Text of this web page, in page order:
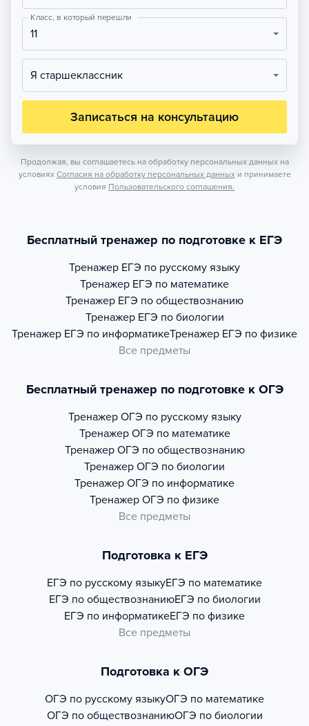
Класс, в который перешли
11
Я старшеклассник
Записаться на консультацию
Продолжая, вы соглашаетесь на обработку персональных данных на
условиях Согласия на обработку персональных данных и принимаете
условия Пользовательского соглашения.
Бесплатный тренажер по подготовке к ЕГЭ
Тренажер ЕГЭ по русскому языку
Тренажер ЕГЭ по математике
Тренажер ЕГЭ по обществознанию
Тренажер ЕГЭ по биологии
Тренажер ЕГЭ по информатикеТренажер ЕГЭ по физике
Все предметы
Бесплатный тренажер по подготовке к ОГЭ
Тренажер ОГЭ по русскому языку
Тренажер ОГЭ по математике
Тренажер ОГЭ по обществознанию
Тренажер ОГЭ по биологии
Тренажер ОГЭ по информатике
Тренажер ОГЭ по физике
Все предметы
Подготовка к ЕГЭ
ЕГЭ по русскому языкуЕГЭ по математике
ЕГЭ по обществознаниюЕГЭ по биологии
ЕГЭ по информатикеЕГЭ по физике
Все предметы
Подготовка к ОГЭ
ОГЭ по русскому языкуОГЭ по математике
ОГЭ по обществознаниюОГЭ по биологии